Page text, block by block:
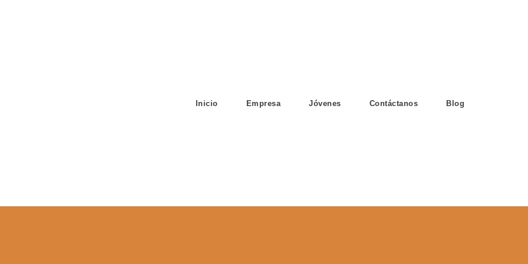
Inicio Empresa Jóvenes Contáctanos Blog